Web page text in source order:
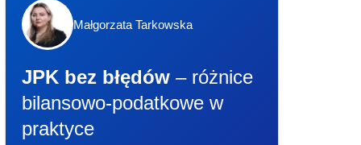
Małgorzata Tarkowska
JPK bez błędów – różnice
bilansowo-podatkowe w
praktyce